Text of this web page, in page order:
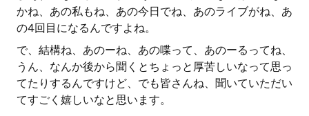
かね、あの私もね、あの今日でね、あのライブがね、あ
の4回目になるんですよね。
で、結構ね、あのーね、あの喋って、あのーるってね、
うん、なんか後から聞くとちょっと厚苦しいなって思っ
てたりするんですけど、でも皆さんね、聞いていただい
てすごく嬉しいなと思います。